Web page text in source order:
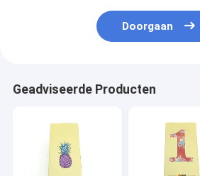
Doorgaan
Geadviseerde Producten